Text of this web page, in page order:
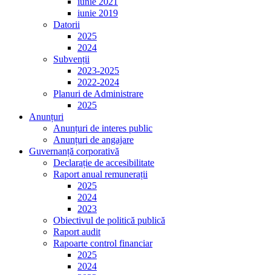
iunie 2019
Datorii
2025
2024
Subvenții
2023-2025
2022-2024
Planuri de Administrare
2025
Anunțuri
Anunțuri de interes public
Anunțuri de angajare
Guvernanță corporativă
Declarație de accesibilitate
Raport anual remunerații
2025
2024
2023
Obiectivul de politică publică
Raport audit
Rapoarte control financiar
2025
2024